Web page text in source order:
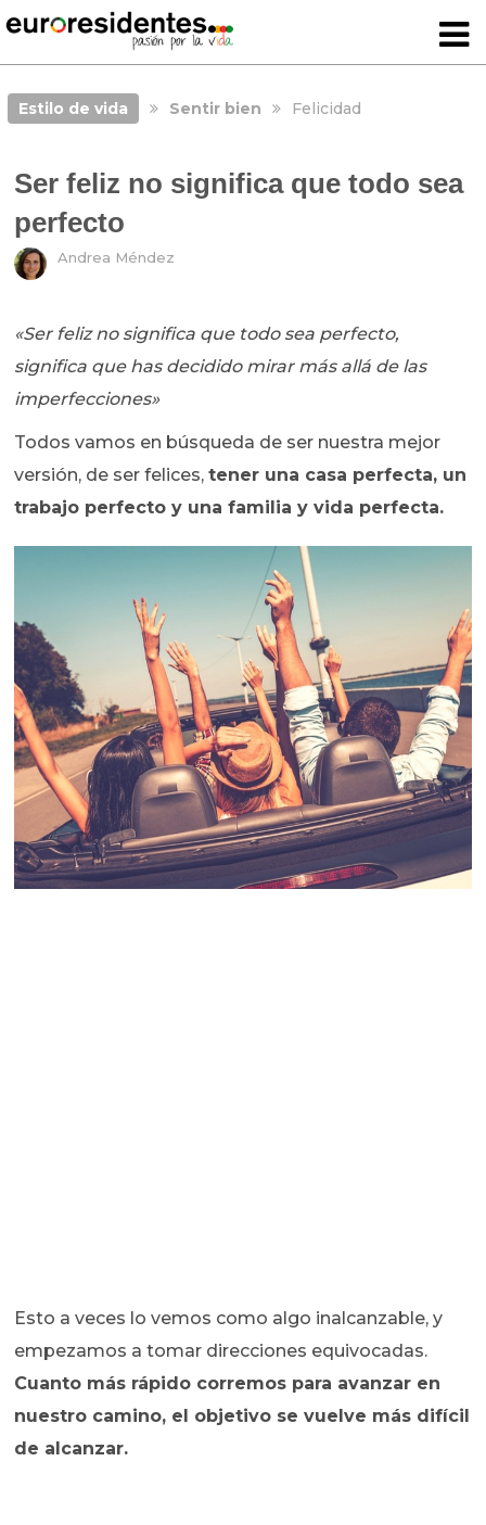
Estilo de vida Sentir bien Felicidad
Ser feliz no significa que todo sea
perfecto
Andrea Méndez
«Ser feliz no significa que todo sea perfecto,
significa que has decidido mirar más allá de las
imperfecciones»
Todos vamos en búsqueda de ser nuestra mejor
versión, de ser felices,tener una casa perfecta, un
trabajo perfecto y una familia y vida perfecta.
Esto a veces lo vemos como algo inalcanzable, y
empezamos a tomar direcciones equivocadas.
Cuanto más rápido corremos para avanzar en
nuestro camino, el objetivo se vuelve más difícil
de alcanzar.